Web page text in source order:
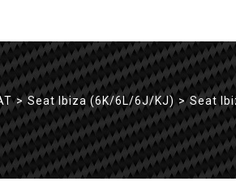
> Seat Ibiza (6K/6L/6J/KJ) > Seat